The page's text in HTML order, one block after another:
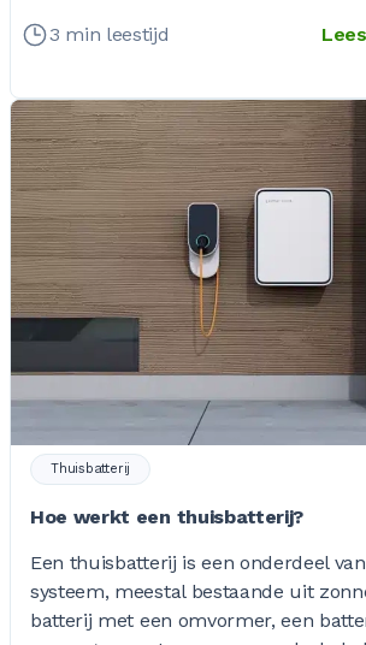
3 min leestijd
Thuisbatterij
Hoe werkt een thuisbatterij?
Een thuisbatterij is een onderdeel
systeem, meestal bestaande uit
batterij met een omvormer, een